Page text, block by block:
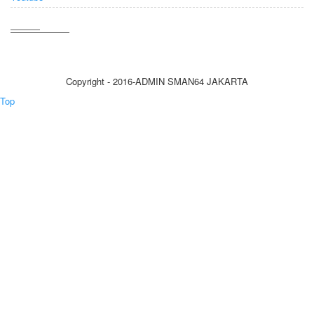
Copyright - 2016-ADMIN SMAN64 JAKARTA
Top